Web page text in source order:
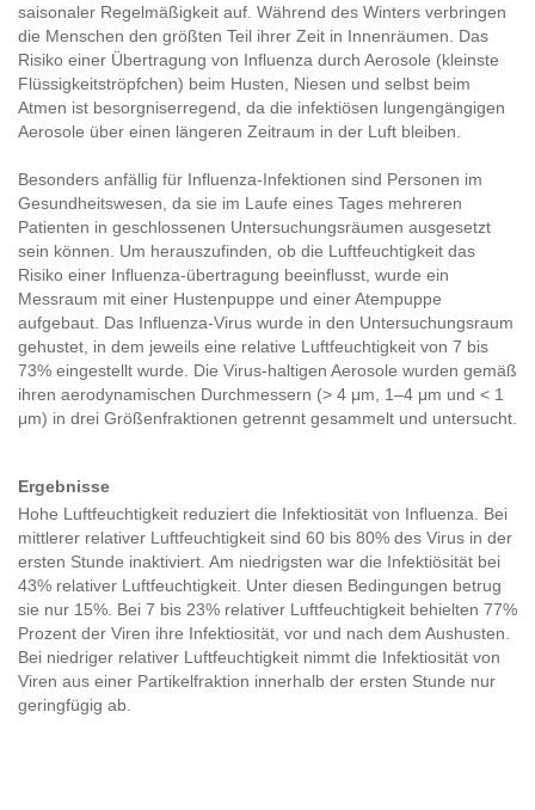
saisonaler Regelmäßigkeit auf. Während des Winters verbringen
die Menschen den größten Teil ihrer Zeit in Innenräumen. Das
Risiko einer Übertragung von Influenza durch Aerosole (kleinste
Flüssigkeitströpfchen) beim Husten, Niesen und selbst beim
Atmen ist besorgniserregend, da die infektiösen lungengängigen
Aerosole über einen längeren Zeitraum in der Luft bleiben.
Besonders anfällig für Influenza-Infektionen sind Personen im
Gesundheitswesen, da sie im Laufe eines Tages mehreren
Patienten in geschlossenen Untersuchungsräumen ausgesetzt
sein können. Um herauszufinden, ob die Luftfeuchtigkeit das
Risiko einer Influenza-übertragung beeinflusst, wurde ein
Messraum mit einer Hustenpuppe und einer Atempuppe
aufgebaut. Das Influenza-Virus wurde in den Untersuchungsraum
gehustet, in dem jeweils eine relative Luftfeuchtigkeit von 7 bis
73% eingestellt wurde. Die Virus-haltigen Aerosole wurden gemäß
ihren aerodynamischen Durchmessern (> 4 μm, 1–4 μm und < 1
μm) in drei Größenfraktionen getrennt gesammelt und untersucht.
Ergebnisse
Hohe Luftfeuchtigkeit reduziert die Infektiosität von Influenza. Bei
mittlerer relativer Luftfeuchtigkeit sind 60 bis 80% des Virus in der
ersten Stunde inaktiviert. Am niedrigsten war die Infektiösität bei
43% relativer Luftfeuchtigkeit. Unter diesen Bedingungen betrug
sie nur 15%. Bei 7 bis 23% relativer Luftfeuchtigkeit behielten 77%
Prozent der Viren ihre Infektiosität, vor und nach dem Aushusten.
Bei niedriger relativer Luftfeuchtigkeit nimmt die Infektiosität von
Viren aus einer Partikelfraktion innerhalb der ersten Stunde nur
geringfügig ab.